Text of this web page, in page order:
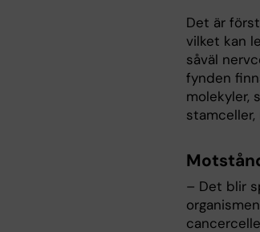
Det är
vilket kan
såväl
fynden
molekyler,
– Det blir